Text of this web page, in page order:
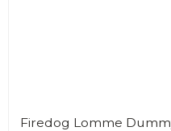
Firedog Lomme